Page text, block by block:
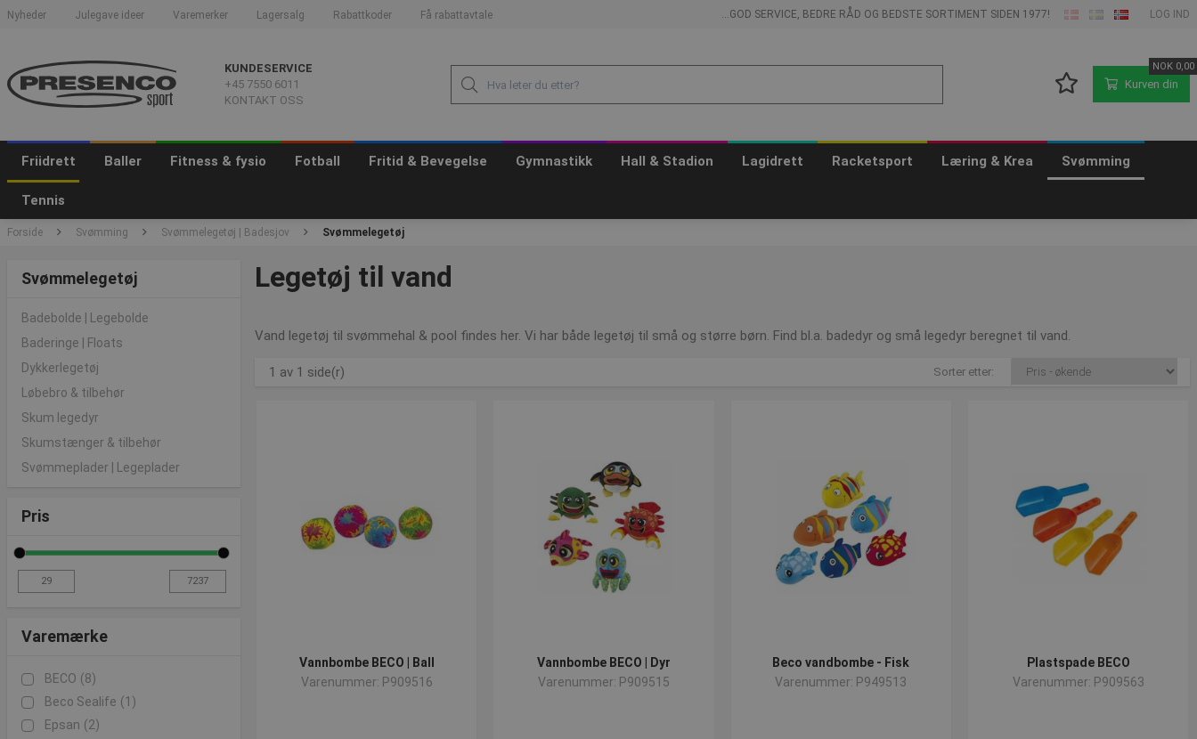
Nyheder Julegave ideer Varemerker Lagersalg Rabattkoder Få rabattavtale ...GOD SERVICE, BEDRE RÅD OG BEDSTE SORTIMENT SIDEN 1977! LOG IND
KUNDESERVICE
+45 7550 6011
KONTAKT OSS
Kurven din
NOK0,00
Friidrett Baller Fitness & fysio Fotball Fritid & Bevegelse Gymnastikk Hall & Stadion Lagidrett Racketsport Læring & Krea Svømming
Tennis
Forside Svømming Svømmelegetøj | Badesjov Svømmelegetøj
Svømmelegetøj
Badebolde | Legebolde
Baderinge | Floats
Dykkerlegetøj
Løbebro & tilbehør
Skum legedyr
Skumstænger & tilbehør
Svømmeplader | Legeplader
Pris
Varemærke
BECO (8)
Beco Sealife (1)
Epsan (2)
Legetøj til vand
Vand legetøj til svømmehal & pool findes her. Vi har både legetøj til små og større børn. Find bl.a. badedyr og små legedyr beregnet til vand.
1 av 1 side(r) Sorter etter:
Vannbombe BECO | Ball
Varenummer: P909516
Vannbombe BECO | Dyr
Varenummer: P909515
Beco vandbombe - Fisk
Varenummer: P949513
Plastspade BECO
Varenummer: P909563